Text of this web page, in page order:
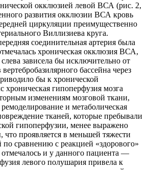
окклюзией левой ВСА (рис. 2,
развития окклюзии ВСА кровь
циркуляции преимущественно
Виллизиева круга.
соединительная артерия была
хроническая окклюзия ВСА,
зависела бы исключительно от
бассейна через
бы к хронической
гипоперфузия мозга
изменениям мозговой ткани,
и метаболическая
тканей, которые пребывали
гипоперфузии, менее выражено
проявляется в меньшей тяжести
сравнению с реакцией «здорового»
и у данного пациента —
левого полушария привела к